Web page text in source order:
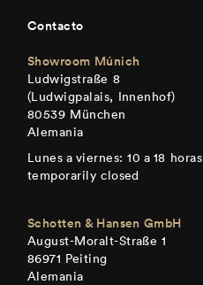
Contacto
Showroom Múnich
Ludwigstraße 8
(Ludwigpalais, Innenhof)
80539 München
Alemania
Lunes a viernes: 10 a 18 horas
temporarily closed
Schotten & Hansen GmbH
August-Moralt-Straße 1
86971 Peiting
Alemania